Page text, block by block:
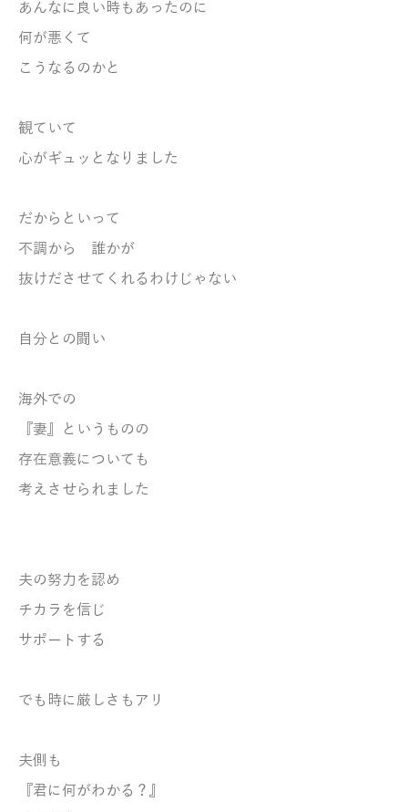
あんなに良い時もあったのに
何が悪くて
こうなるのかと
観ていて
心がギュッとなりました
だからといって
不調から 誰かが
抜けださせてくれるわけじゃない
自分との闘い
海外での
『妻』というものの
存在意義についても
考えさせられました
夫の努力を認め
チカラを信じ
サポートする
でも時に厳しさもアリ
夫側も
『君に何がわかる？』